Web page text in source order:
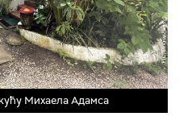
Михаела Адамса